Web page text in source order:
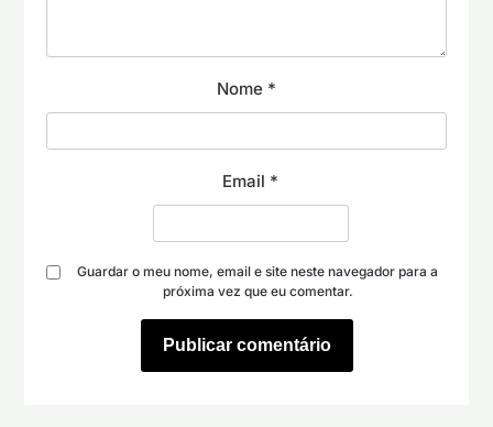
Nome *
Email *
Guardar o meu nome, email e site neste navegador para a
próxima vez que eu comentar.